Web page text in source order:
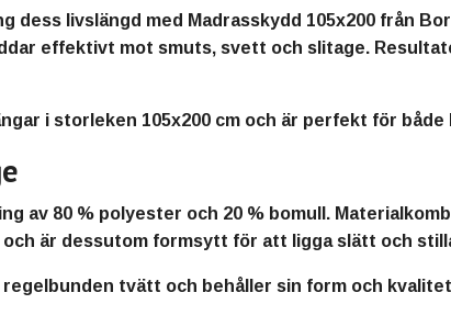
dess livslängd med Madrasskydd 105x200 från
effektivt mot smuts, svett och slitage.
i storleken 105x200 cm och är perfekt för
av 80 % polyester och 20 % bomull.
är dessutom formsytt för att ligga slätt och
tvätt och behåller sin form och